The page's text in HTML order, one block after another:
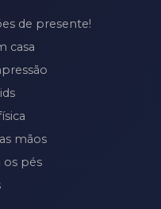
de presente!
casa
mãos
os pés